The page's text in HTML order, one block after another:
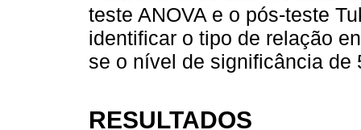
teste ANOVA e o pós-teste
identificar o tipo de relação
se o nível de significância de
RESULTADOS